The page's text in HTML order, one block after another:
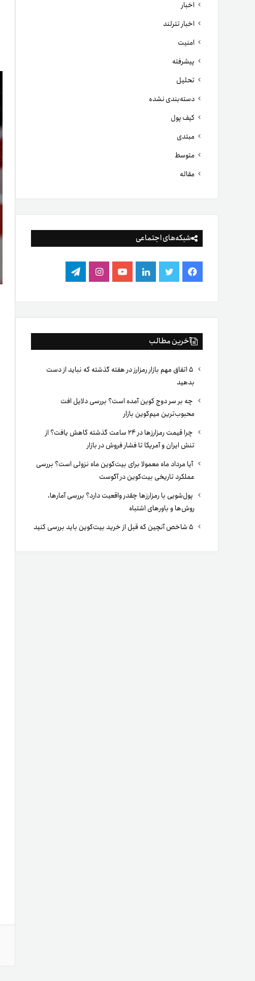
اخبار
اخبار تترلند
امنیت
پیشرفته
تحلیل
دسته‌بندی نشده
کیف پول
مبتدی
متوسط
مقاله
شبکه‌های اجتماعی
فیس
بوک
توییتر لینکدینیوتیوباینستاگرام
تلگرام
آخرین مطالب
۵ اتفاق مهم بازار رمزارز در هفته گذشته که نباید از دست
بدهید
چه بر سر دوج کوین آمده است؟ بررسی دلایل افت
محبوب‌ترین میم‌کوین بازار
چرا قیمت رمزارزها در ۲۴ ساعت گذشته کاهش یافت؟ از
تنش ایران و آمریکا تا فشار فروش در بازار
آیا مرداد ماه معمولا برای بیت‌کوین ماه نزولی است؟ بررسی
عملکرد تاریخی بیت‌کوین در آگوست
پول‌شویی با رمزارزها چقدر واقعیت دارد؟ بررسی آمارها،
روش‌ها و باورهای اشتباه